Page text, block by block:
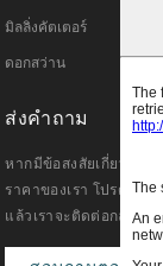
มิลลิ่งคัตเตอร์
ดอกสว่าน
ส่งคำถาม
หากมีข้อสงสัยเกี่ยวกับผ
ราคาของเรา โปรดฝาก
แล้วเราจะติดต่อกลับภา